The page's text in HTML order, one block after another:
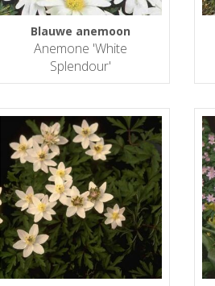
Blauwe anemoon
Anemone 'White
Splendour'